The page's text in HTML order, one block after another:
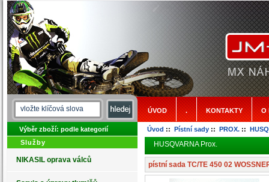
ÚVOD . KONTAKTY O
Výběr zboží: podle kategorií
Služby
NIKASIL oprava válců
Úvod :: Pístní sady:: PROX.::
HUSQVARNA Prox.
pístní sada TC/TE 450 02